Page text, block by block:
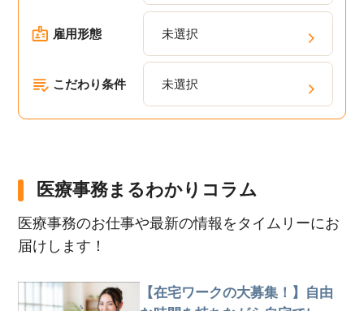
雇用形態 未選択
こだわり条件 未選択
医療事務まるわかりコラム
医療事務のお仕事や最新の情報をタイムリーにお
届けします！
【在宅ワークの大募集！】自由